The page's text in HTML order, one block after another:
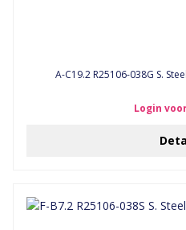
A-C19.2 R25106-038G S.
Login